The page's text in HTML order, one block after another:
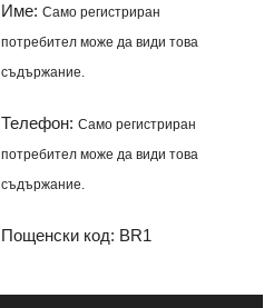
Име: Само регистриран
потребител може да види това
съдържание.
Телефон: Само регистриран
потребител може да види това
съдържание.
Пощенски код: BR1